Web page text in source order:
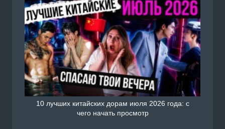
10 лучших китайских дорам июля 2026 года: с
чего начать просмотр